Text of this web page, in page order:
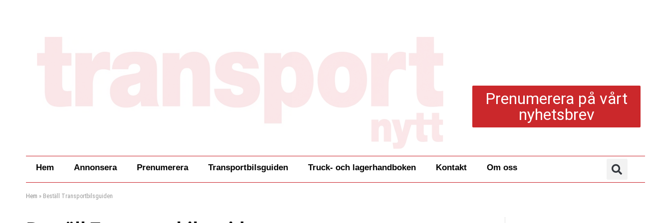
Prenumerera på vårt
nyhetsbrev
Hem Annonsera Prenumerera Transportbilsguiden Truck- och lagerhandboken Kontakt Om oss
Hem » Beställ Transportbilsguiden